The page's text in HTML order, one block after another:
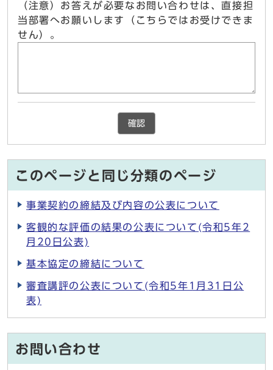
（注意）お答えが必要なお問い合わせは、直接担
当部署へお願いします（こちらではお受けできま
せん）。
確認
このページと同じ分類のページ
事業契約の締結及び内容の公表について
客観的な評価の結果の公表について(令和5年2
月20日公表)
基本協定の締結について
審査講評の公表について(令和5年1月31日公
表)
お問い合わせ